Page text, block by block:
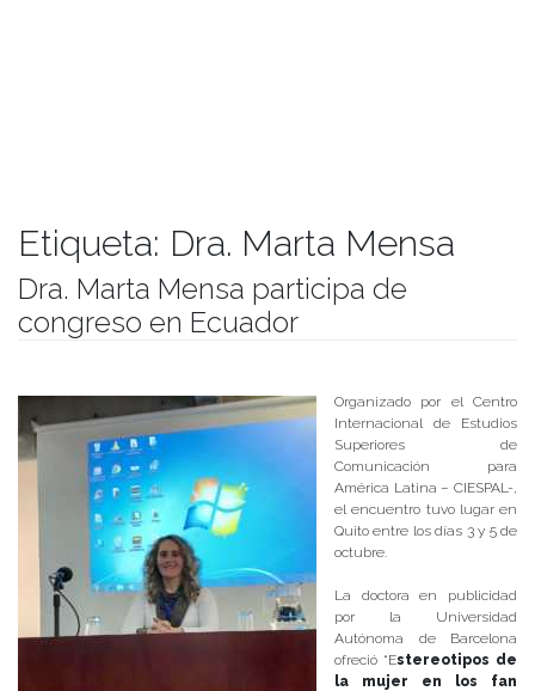
Etiqueta: Dra. Marta Mensa
Dra. Marta Mensa participa de
congreso en Ecuador
Organizado por el Centro
Internacional de Estudios
Superiores de
Comunicación para
América Latina – CIESPAL-,
el encuentro tuvo lugar en
Quito entre los días 3 y 5 de
octubre.
La doctora en publicidad
por la Universidad
Autónoma de Barcelona
ofreció “Estereotipos de
la mujer en los fan